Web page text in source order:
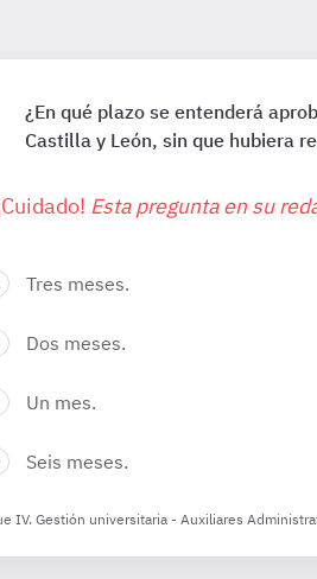
¿En qué plazo se entenderá
Castilla y León, sin que hubiera
Esta pregunta en su
Tres meses.
Dos meses.
Un mes.
Seis meses.
IV. Gestión universitaria - Auxiliares